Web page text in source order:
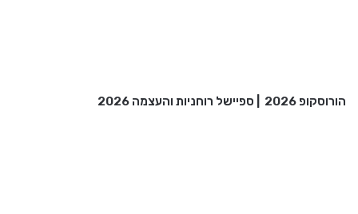
הורוסקופ 2026 ספיישל רוחניות והעצמה 2026